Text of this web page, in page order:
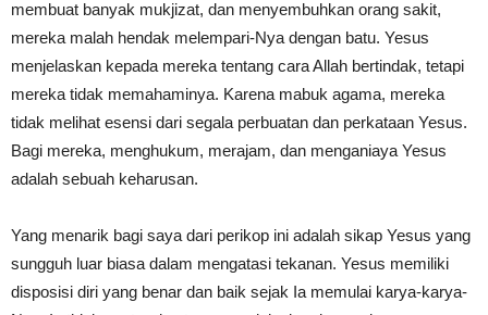
membuat banyak mukjizat, dan menyembuhkan orang sakit,
mereka malah hendak melempari-Nya dengan batu. Yesus
menjelaskan kepada mereka tentang cara Allah bertindak, tetapi
mereka tidak memahaminya. Karena mabuk agama, mereka
tidak melihat esensi dari segala perbuatan dan perkataan Yesus.
Bagi mereka, menghukum, merajam, dan menganiaya Yesus
adalah sebuah keharusan.
Yang menarik bagi saya dari perikop ini adalah sikap Yesus yang
sungguh luar biasa dalam mengatasi tekanan. Yesus memiliki
disposisi diri yang benar dan baik sejak Ia memulai karya-karya-